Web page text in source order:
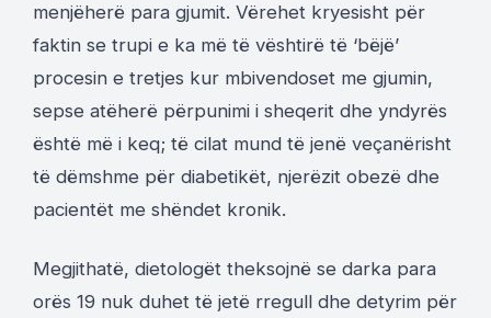
menjëherë para gjumit. Vërehet kryesisht për
faktin se trupi e ka më të vështirë të ‘bëjë’
procesin e tretjes kur mbivendoset me gjumin,
sepse atëherë përpunimi i sheqerit dhe yndyrës
është më i keq; të cilat mund të jenë veçanërisht
të dëmshme për diabetikët, njerëzit obezë dhe
pacientët me shëndet kronik.
Megjithatë, dietologët theksojnë se darka para
orës 19 nuk duhet të jetë rregull dhe detyrim për